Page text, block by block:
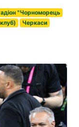
"Чорноморець
Черкаси